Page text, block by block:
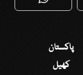
پاکستان
کھیل